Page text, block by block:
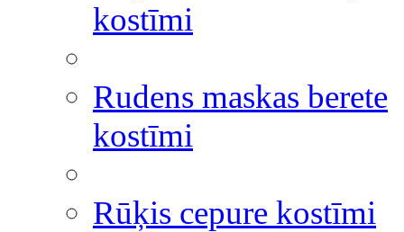
kostīmi
Rudens maskas berete
kostīmi
Rūķis cepure kostīmi